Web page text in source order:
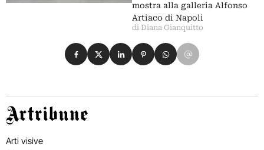
mostra alla galleria Alfonso
Artiaco di Napoli
di Diana Gianquitto
Condividi su Facebook
Condividi su X
Condividi su LinkedIn
Condividi su Pinterest
Condividi su WhatsApp
Condividi su Email
Artribune
Arti visive